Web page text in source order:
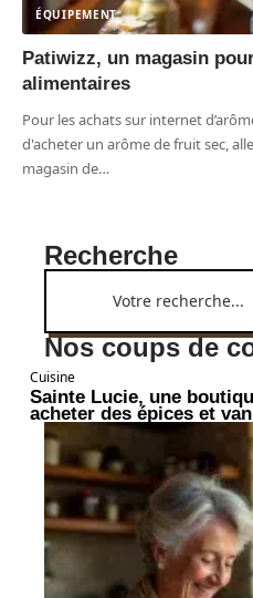
ÉQUIPEMENT
Patiwizz, un magasin
alimentaires
Pour les achats sur internet
d'acheter un arôme de fruit sec,
magasin de…
Recherche
Nos coups de
Cuisine
Sainte Lucie, une
acheter des épices et